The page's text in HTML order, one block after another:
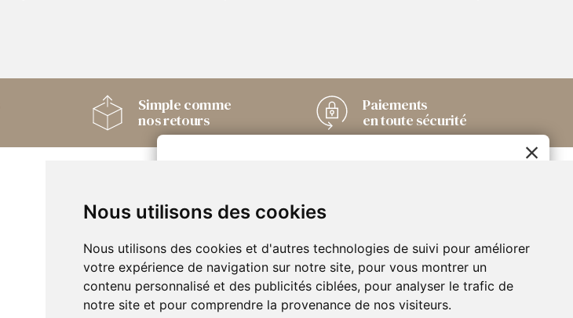
Nous utilisons des cookies
Nous utilisons des cookies et d'autres technologies de suivi pour améliorer
votre expérience de navigation sur notre site, pour vous montrer un
contenu personnalisé et des publicités ciblées, pour analyser le trafic de
notre site et pour comprendre la provenance de nos visiteurs.
2€ OFFERTS
EN CRÉANT UN COMPTE
JE CRÉE MON COMPTE
Simple comme
nos retours
Paiements
en toute sécurité
Armando
Pom'Cannelle
Timberland
Trouvez le magasin le plus
les Médias sociaux
les dernières tendances et bons
plans !